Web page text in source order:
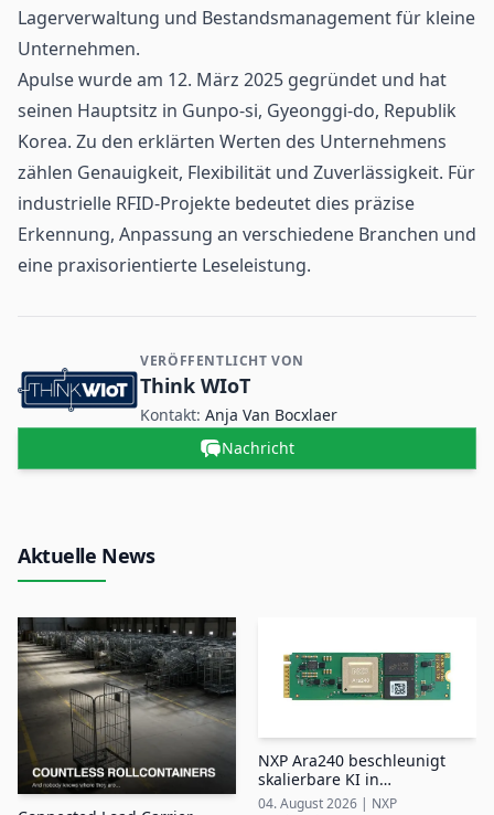
Lagerverwaltung und Bestandsmanagement für kleine
Unternehmen.
Apulse wurde am 12. März 2025 gegründet und hat
seinen Hauptsitz in Gunpo-si, Gyeonggi-do, Republik
Korea. Zu den erklärten Werten des Unternehmens
zählen Genauigkeit, Flexibilität und Zuverlässigkeit. Für
industrielle RFID-Projekte bedeutet dies präzise
Erkennung, Anpassung an verschiedene Branchen und
eine praxisorientierte Leseleistung.
Kontakt- und Firmeninformationen
VERÖFFENTLICHT VON
Think WIoT
Kontakt:Anja Van Bocxlaer
Nachricht
Aktuelle News
NXP Ara240 beschleunigt
skalierbare KI in
industriellen Edge-Systemen
04. August 2026 | NXP